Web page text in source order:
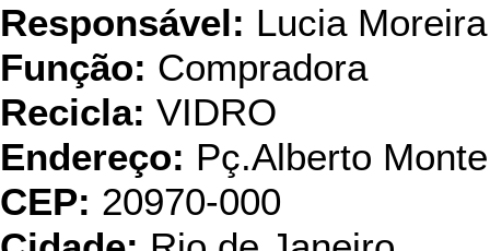
Responsável: Lucia Moreira
Função: Compradora
Recicla: VIDRO
Endereço: Pç.Alberto
CEP: 20970-000